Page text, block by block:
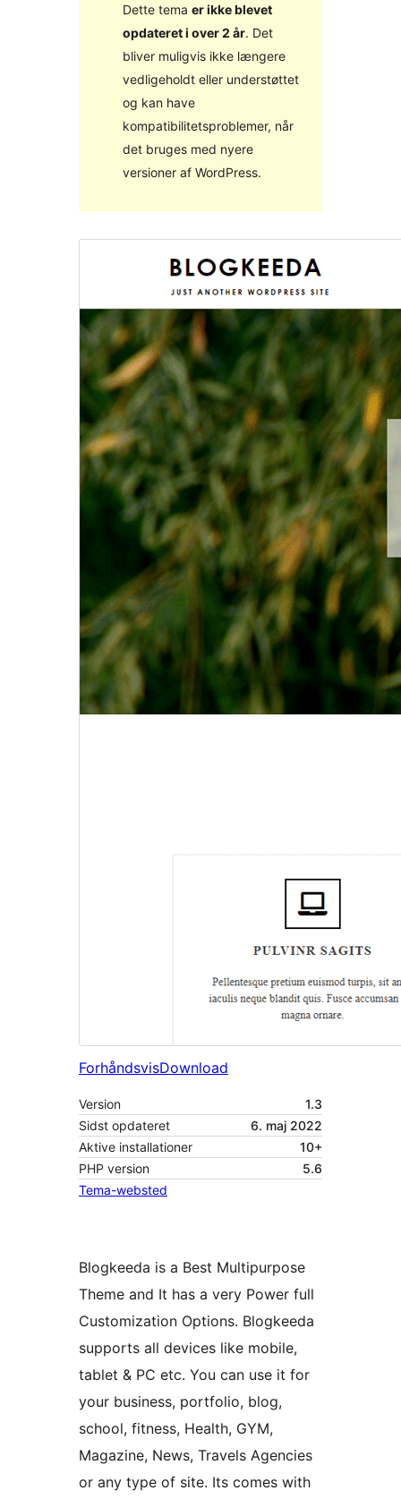
Dette tema er ikke blevet
opdateret i over 2 år. Det
bliver muligvis ikke længere
vedligeholdt eller understøttet
og kan have
kompatibilitetsproblemer, når
det bruges med nyere
versioner af WordPress.
ForhåndsvisDownload
Version
1.3
Sidst opdateret
6. maj 2022
Aktive installationer
10+
PHP version
5.6
Tema-websted
Blogkeeda is a Best Multipurpose
Theme and It has a very Power full
Customization Options. Blogkeeda
supports all devices like mobile,
tablet & PC etc. You can use it for
your business, portfolio, blog,
school, fitness, Health, GYM,
Magazine, News, Travels Agencies
or any type of site. Its comes with